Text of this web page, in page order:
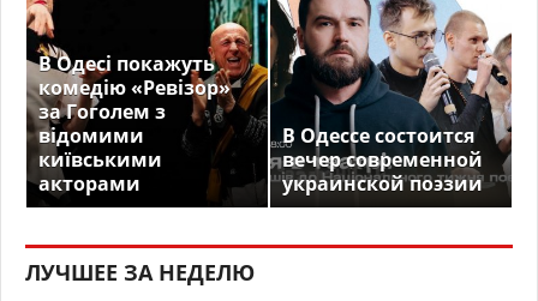
В Одесі покажуть
комедію «Ревізор»
за Гоголем з
відомими
київськими
акторами
В Одессе состоится
вечер современной
украинской поэзии
ЛУЧШЕЕ ЗА НЕДЕЛЮ